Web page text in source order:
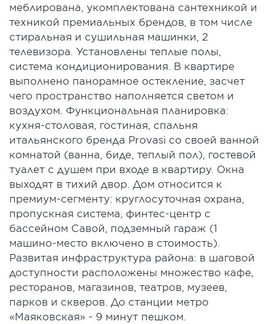
меблирована, укомплектована сантехникой и
техникой премиальных брендов, в том числе
стиральная и сушильная машинки, 2
телевизора. Установлены теплые полы,
система кондиционирования. В квартире
выполнено панорамное остекление, засчет
чего пространство наполняется светом и
воздухом. Функциональная планировка:
кухня-столовая, гостиная, спальня
итальянского бренда Provasi со своей ванной
комнатой (ванна, биде, теплый пол), гостевой
туалет с душем при входе в квартиру. Окна
выходят в тихий двор. Дом относится к
премиум-сегменту: круглосуточная охрана,
пропускная система, финтес-центр с
бассейном Савой, подземный гараж (1
машино-место включено в стоимость).
Развитая инфраструктура района: в шаговой
доступности расположены множество кафе,
ресторанов, магазинов, театров, музеев,
парков и скверов. До станции метро
«Маяковская» - 9 минут пешком.